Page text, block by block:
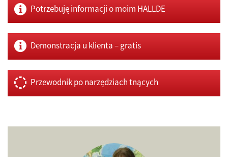
Potrzebuję informacji o moim HALLDE
Demonstracja u klienta – gratis
Przewodnik po narzędziach tnących